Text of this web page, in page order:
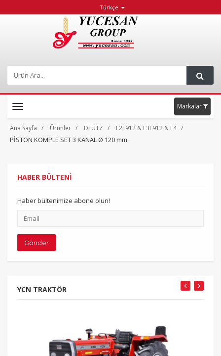
Türkçe
Toggle
Markalar
Ana Sayfa Ürünler DEUTZ F2L912 & F3L912 & F4
PİSTON KOMPLE SET 3 KANAL Ø 120 mm
HABER BÜLTENİ
Haber bültenimize abone olun!
adresiniz
Gönder
YCN TRAKTÖR